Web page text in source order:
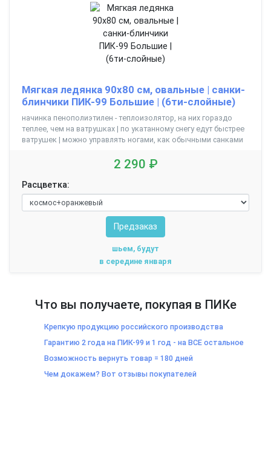
Мягкая ледянка 90х80 см, овальные | санки-
блинчики ПИК-99 Большие | (6ти-слойные)
начинка пенополиэтилен - теплоизолятор, на них гораздо
теплее, чем на ватрушках | по укатанному снегу едут быстрее
ватрушек | можно управлять ногами, как обычными санками
2 290 ₽
Расцветка:
Предзаказ
шьем, будут
в середине января
Что вы получаете, покупая в ПИКе
Крепкую продукцию российского производства
Гарантию 2 года на ПИК-99 и 1 год - на ВСЕ остальное
Возможность вернуть товар = 180 дней
Чем докажем? Вот отзывы покупателей